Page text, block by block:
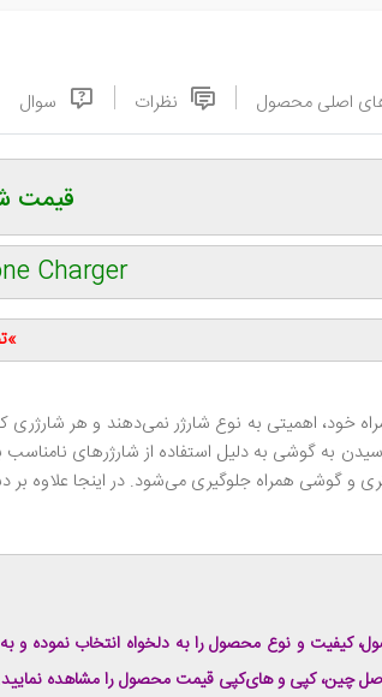
اصلی محصول نظرات سوال
قیمت
Sony D2004 Xperia E1 Mobile Phone Charger
خود، اهمیتی به نوع شارژر نمی‌دهند و هر
به گوشی به دلیل استفاده از شارژر‌های نا‌مناسب
و گوشی همراه جلوگیری می‌شود. در اینجا علاوه بر
کیفیت و نوع محصول را به دلخواه انتخاب نموده
اصل چین، کپی و های‌کپی قیمت محصول را مشاهده